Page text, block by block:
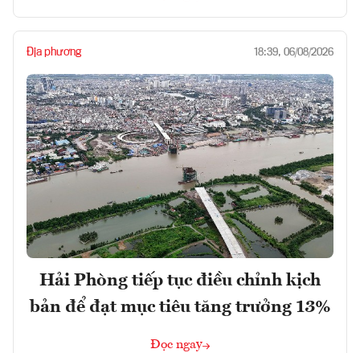
Địa phương 18:39, 06/08/2026
Hải Phòng tiếp tục điều chỉnh kịch
bản để đạt mục tiêu tăng trưởng 13%
Đọc ngay